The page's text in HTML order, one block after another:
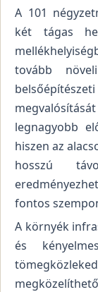
A 101
két tágas
tovább
legnagyobb
hiszen az
hosszú
fontos
A környék
és